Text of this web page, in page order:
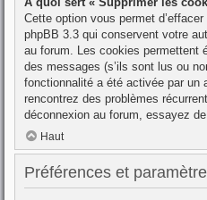
Cette option vous permet
phpBB 3.3 qui conservent votre
au forum. Les cookies permettent
des messages (s’ils sont lus ou
fonctionnalité a été activée par un
rencontrez des problèmes
déconnexion au forum, essayez
Haut
Préférences et